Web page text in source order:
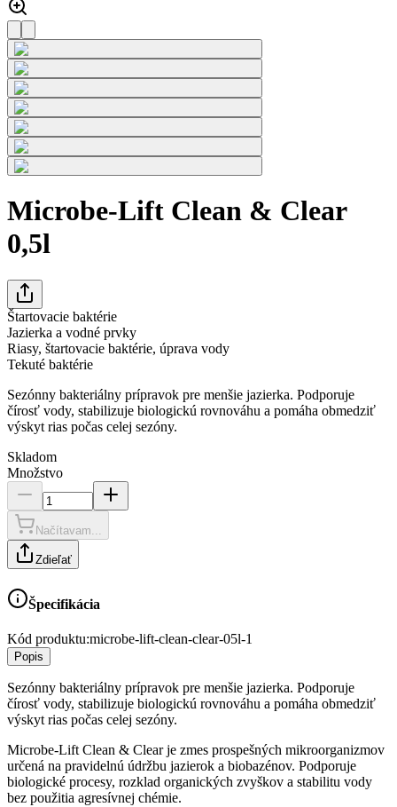
Microbe-Lift Clean & Clear
0,5l
Štartovacie baktérie
Jazierka a vodné prvky
Riasy, štartovacie baktérie, úprava vody
Tekuté baktérie
Sezónny bakteriálny prípravok pre menšie jazierka. Podporuje
čírosť vody, stabilizuje biologickú rovnováhu a pomáha obmedziť
výskyt rias počas celej sezóny.
Skladom
Množstvo
Načítavam...
Zdieľať
Špecifikácia
Kód produktu:microbe-lift-clean-clear-05l-1
Popis
Sezónny bakteriálny prípravok pre menšie jazierka. Podporuje
čírosť vody, stabilizuje biologickú rovnováhu a pomáha obmedziť
výskyt rias počas celej sezóny.
Microbe-Lift Clean & Clear je zmes prospešných mikroorganizmov
určená na pravidelnú údržbu jazierok a biobazénov. Podporuje
biologické procesy, rozklad organických zvyškov a stabilitu vody
bez použitia agresívnej chémie.